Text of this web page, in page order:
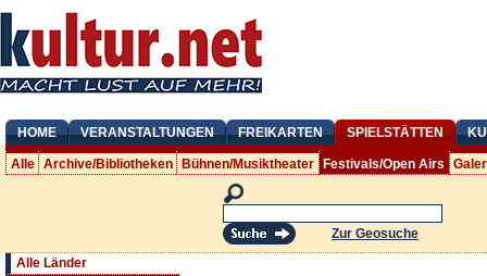
HOME VERANSTALTUNGEN FREIKARTEN SPIELSTÄTTEN
Alle Archive/Bibliotheken Bühnen/Musiktheater Festivals/Open Airs
Zur Geosuche
Alle Länder